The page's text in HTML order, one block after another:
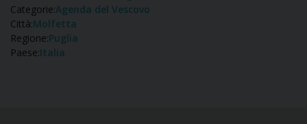
Categorie:Agenda del Vescovo
Città:Molfetta
Regione:Puglia
Paese:Italia